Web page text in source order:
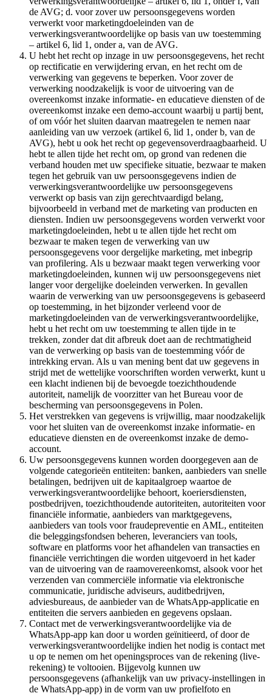
de AVG; d. voor zover uw persoonsgegevens worden
verwerkt voor marketingdoeleinden van de
verwerkingsverantwoordelijke op basis van uw toestemming
– artikel 6, lid 1, onder a, van de AVG.
U hebt het recht op inzage in uw persoonsgegevens, het recht
op rectificatie en verwijdering ervan, en het recht om de
verwerking van gegevens te beperken. Voor zover de
verwerking noodzakelijk is voor de uitvoering van de
overeenkomst inzake informatie- en educatieve diensten of de
overeenkomst inzake een demo-account waarbij u partij bent,
of om vóór het sluiten daarvan maatregelen te nemen naar
aanleiding van uw verzoek (artikel 6, lid 1, onder b, van de
AVG), hebt u ook het recht op gegevensoverdraagbaarheid. U
hebt te allen tijde het recht om, op grond van redenen die
verband houden met uw specifieke situatie, bezwaar te maken
tegen het gebruik van uw persoonsgegevens indien de
verwerkingsverantwoordelijke uw persoonsgegevens
verwerkt op basis van zijn gerechtvaardigd belang,
bijvoorbeeld in verband met de marketing van producten en
diensten. Indien uw persoonsgegevens worden verwerkt voor
marketingdoeleinden, hebt u te allen tijde het recht om
bezwaar te maken tegen de verwerking van uw
persoonsgegevens voor dergelijke marketing, met inbegrip
van profilering. Als u bezwaar maakt tegen verwerking voor
marketingdoeleinden, kunnen wij uw persoonsgegevens niet
langer voor dergelijke doeleinden verwerken. In gevallen
waarin de verwerking van uw persoonsgegevens is gebaseerd
op toestemming, in het bijzonder verleend voor de
marketingdoeleinden van de verwerkingsverantwoordelijke,
hebt u het recht om uw toestemming te allen tijde in te
trekken, zonder dat dit afbreuk doet aan de rechtmatigheid
van de verwerking op basis van de toestemming vóór de
intrekking ervan. Als u van mening bent dat uw gegevens in
strijd met de wettelijke voorschriften worden verwerkt, kunt u
een klacht indienen bij de bevoegde toezichthoudende
autoriteit, namelijk de voorzitter van het Bureau voor de
bescherming van persoonsgegevens in Polen.
Het verstrekken van gegevens is vrijwillig, maar noodzakelijk
voor het sluiten van de overeenkomst inzake informatie- en
educatieve diensten en de overeenkomst inzake de demo-
account.
Uw persoonsgegevens kunnen worden doorgegeven aan de
volgende categorieën entiteiten: banken, aanbieders van snelle
betalingen, bedrijven uit de kapitaalgroep waartoe de
verwerkingsverantwoordelijke behoort, koeriersdiensten,
postbedrijven, toezichthoudende autoriteiten, autoriteiten voor
financiële informatie, aanbieders van marktgegevens,
aanbieders van tools voor fraudepreventie en AML, entiteiten
die beleggingsfondsen beheren, leveranciers van tools,
software en platforms voor het afhandelen van transacties en
financiële verrichtingen die worden uitgevoerd in het kader
van de uitvoering van de raamovereenkomst, alsook voor het
verzenden van commerciële informatie via elektronische
communicatie, juridische adviseurs, auditbedrijven,
adviesbureaus, de aanbieder van de WhatsApp-applicatie en
entiteiten die servers aanbieden en gegevens opslaan.
Contact met de verwerkingsverantwoordelijke via de
WhatsApp-app kan door u worden geïnitieerd, of door de
verwerkingsverantwoordelijke indien het nodig is contact met
u op te nemen om het openingsproces van de rekening (live-
rekening) te voltooien. Bijgevolg kunnen uw
persoonsgegevens (afhankelijk van uw privacy-instellingen in
de WhatsApp-app) in de vorm van uw profielfoto en